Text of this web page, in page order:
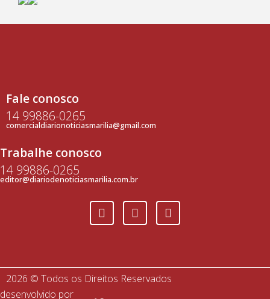
Fale conosco
14 99886-0265
comercialdiarionoticiasmarilia@gmail.com
Trabalhe conosco
14 99886-0265
editor@diariodenoticiasmarilia.com.br
2026 © Todos os Direitos Reservados
desenvolvido por